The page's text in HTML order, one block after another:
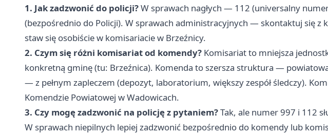
1. Jak zadzwonić do policji?W sprawach nagłych — 112 (universalny
(bezpośrednio do Policji). W sprawach administracyjnych — skontaktuj się z
staw się osobiście w komisariacie w Brzeźnicy.
2. Czym się różni komisariat od komendy? Komisariat to mniejsza
konkretną gminę (tu: Brzeźnica). Komenda to szersza struktura —
— z pełnym zapleczem (depozyt, laboratorium, większy zespół śledczy).
Komendzie Powiatowej w Wadowicach.
3. Czy mogę zadzwonić na policję z pytaniem?Tak, ale numer 997 i 112
W sprawach niepilnych lepiej zadzwonić bezpośrednio do komendy lub